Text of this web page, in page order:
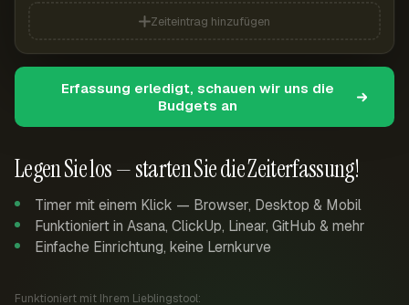
Legen Sie los — starten Sie die Zeiterfassung!
Timer mit einem Klick — Browser, Desktop & Mobil
Funktioniert in Asana, ClickUp, Linear, GitHub & mehr
Einfache Einrichtung, keine Lernkurve
Funktioniert mit Ihrem Lieblingstool:
Zeiteintrag hinzufügen
Erfassung erledigt, schauen wir uns die
Budgets an